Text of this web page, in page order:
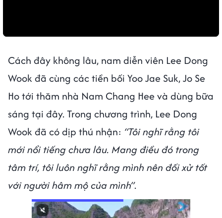
Cách đây không lâu, nam diễn viên Lee Dong
Wook đã cùng các tiền bối Yoo Jae Suk, Jo Se
Ho tới thăm nhà Nam Chang Hee và dùng bữa
sáng tại đây. Trong chương trình, Lee Dong
Wook đã có dịp thú nhận: “Tôi nghĩ rằng tôi
mới nổi tiếng chưa lâu. Mang điều đó trong
tâm trí, tôi luôn nghĩ rằng mình nên đối xử tốt
với người hâm mộ của mình”.